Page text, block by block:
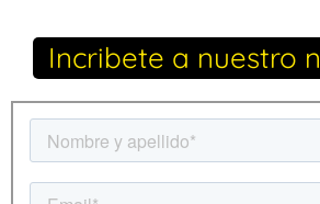
Incribete a nuestro